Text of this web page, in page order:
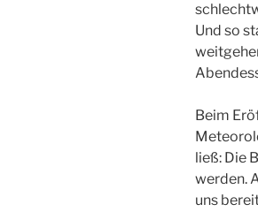
Und so
Beim
ließ: Die
werden.
uns